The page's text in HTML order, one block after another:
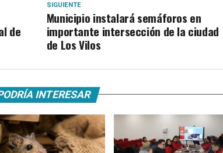
SIGUIENTE
Municipio instalará semáforos en
importante intersección de la ciudad
de Los Vilos
de
INTERESAR